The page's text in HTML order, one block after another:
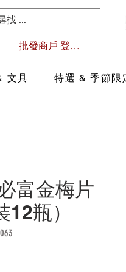
批發商戶 登入/註冊
文具 特選 & 季節限
富金梅片
瓶）